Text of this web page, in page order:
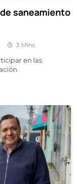
saneamiento
3 Mins
en las